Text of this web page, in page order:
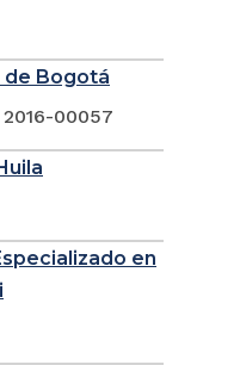
de Bogotá
00057
en